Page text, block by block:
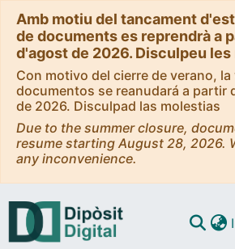
Amb motiu del tancament
de documents es reprendrà a
d'agost de 2026. Disculpeu
Con motivo del cierre de verano,
documentos se reanudará a partir
de 2026. Disculpad las molestias
Due to the summer closure,
resume starting August 28, 2026.
any inconvenience.